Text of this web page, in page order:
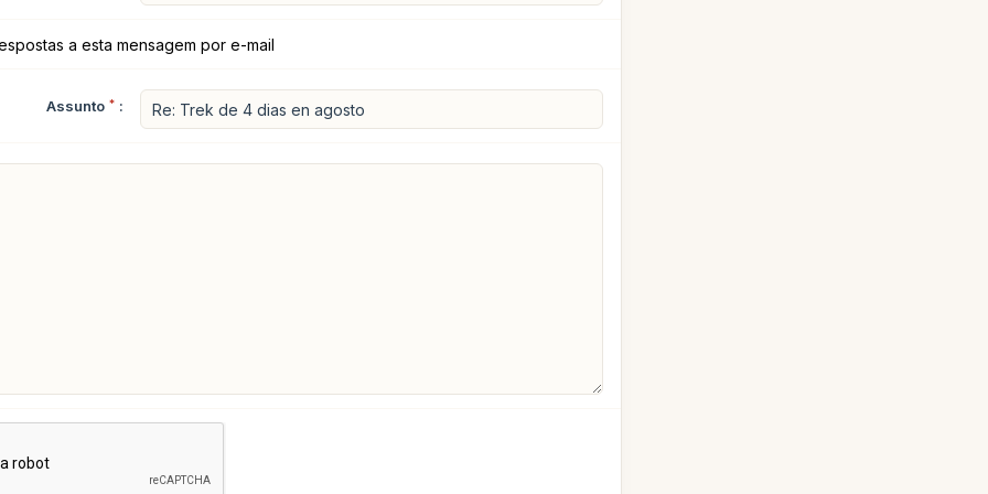
a esta mensagem por e-mail
Assunto * :